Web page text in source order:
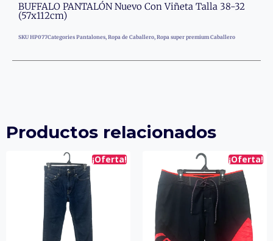
BUFFALO PANTALÓN Nuevo Con Viñeta Talla 38-32
(57x112cm)
SKU HP077Categories Pantalones, Ropa de Caballero, Ropa super premium Caballero
Productos relacionados
¡Oferta! ¡Oferta!